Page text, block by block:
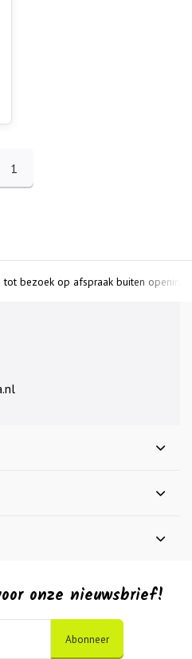
1
op afspraak buiten openingstijden
onze nieuwsbrief!
Abonneer